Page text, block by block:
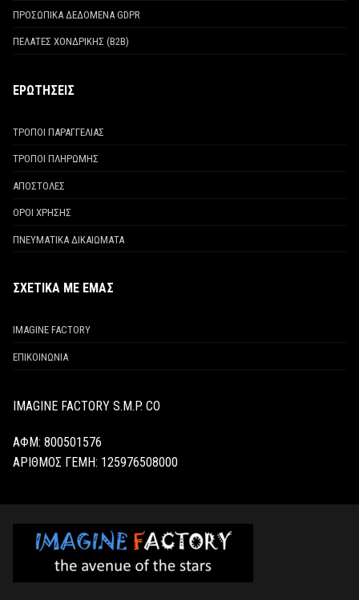
ΠΡΟΣΩΠΙΚΑ ΔΕΔΟΜΕΝΑ GDPR
ΠΕΛΑΤΕΣ ΧΟΝΔΡΙΚΗΣ (Β2Β)
ΕΡΩΤΗΣΕΙΣ
ΤΡΟΠΟΙ ΠΑΡΑΓΓΕΛΙΑΣ
ΤΡΟΠΟΙ ΠΛΗΡΩΜΗΣ
ΑΠΟΣΤΟΛΕΣ
ΟΡΟΙ ΧΡΗΣΗΣ
ΠΝΕΥΜΑΤΙΚΑ ΔΙΚΑΙΩΜΑΤΑ
ΣΧΕΤΙΚΑ ΜΕ ΕΜΑΣ
IMAGINE FACTORY
ΕΠΙΚΟΙΝΩΝΙΑ
IMAGINE FACTORY S.M.P. CO
ΑΦΜ: 800501576
ΑΡΙΘΜΟΣ ΓΕΜΗ: 125976508000